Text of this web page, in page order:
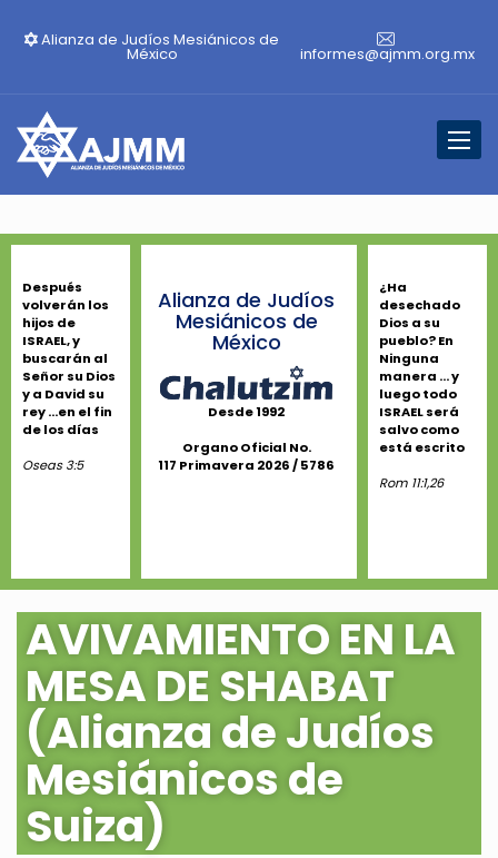
Alianza de Judíos Mesiánicos de
México informes@ajmm.org.mx
Después
volverán los
hijos de
ISRAEL, y
buscarán al
Señor su Dios
y a David su
rey ...en el fin
de los días
Oseas 3:5
Alianza de Judíos
Mesiánicos de
México
Desde 1992
Organo Oficial No.
117 Primavera 2026 / 5786
¿Ha
desechado
Dios a su
pueblo? En
Ninguna
manera ... y
luego todo
ISRAEL será
salvo como
está escrito
Rom 11:1,26
AVIVAMIENTO EN LA
MESA DE SHABAT
(Alianza de Judíos
Mesiánicos de
Suiza)